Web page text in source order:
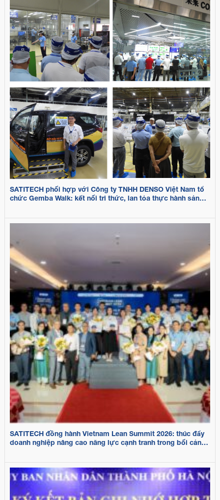
SATITECH phối hợp với Công ty TNHH DENSO Việt Nam tổ
chức Gemba Walk: kết nối tri thức, lan tỏa thực hành sản
SATITECH đồng hành Vietnam Lean Summit 2026: thúc đẩy
doanh nghiệp nâng cao năng lực cạnh tranh trong bối cảnh